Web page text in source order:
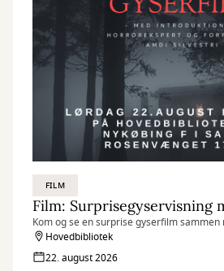
FILM
Kom og se en surprise gyserfilm sammen
Hovedbibliotek
22. august 2026